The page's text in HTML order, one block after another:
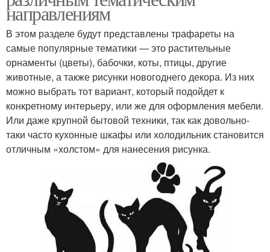
направлениям
В этом разделе будут представлены трафареты на
самые популярные тематики — это растительные
орнаменты (цветы), бабочки, коты, птицы, другие
животные, а также рисунки новогоднего декора. Из них
можно выбрать тот вариант, который подойдет к
конкретному интерьеру, или же для оформления мебели.
Или даже крупной бытовой техники, так как довольно-
таки часто кухонные шкафы или холодильник становится
отличным «холстом» для нанесения рисунка.